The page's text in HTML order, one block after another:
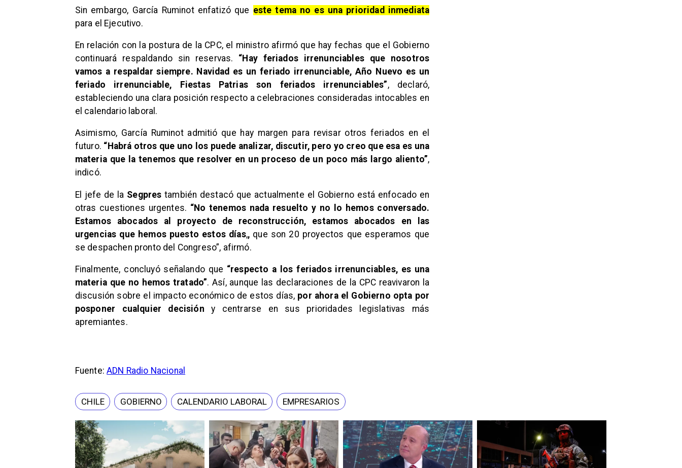
Sin embargo, García Ruminot enfatizó que este tema no es una prioridad inmediata
para el Ejecutivo.
En relación con la postura de la CPC, el ministro afirmó que hay fechas que el Gobierno
continuará respaldando sin reservas. “Hay feriados irrenunciables que nosotros
vamos a respaldar siempre. Navidad es un feriado irrenunciable, Año Nuevo es un
feriado irrenunciable, Fiestas Patrias son feriados irrenunciables”, declaró,
estableciendo una clara posición respecto a celebraciones consideradas intocables en
el calendario laboral.
Asimismo, García Ruminot admitió que hay margen para revisar otros feriados en el
futuro. “Habrá otros que uno los puede analizar, discutir, pero yo creo que esa es una
materia que la tenemos que resolver en un proceso de un poco más largo aliento”,
indicó.
El jefe de la Segpres también destacó que actualmente el Gobierno está enfocado en
otras cuestiones urgentes. “No tenemos nada resuelto y no lo hemos conversado.
Estamos abocados al proyecto de reconstrucción, estamos abocados en las
urgencias que hemos puesto estos días,, que son 20 proyectos que esperamos que
se despachen pronto del Congreso”, afirmó.
Finalmente, concluyó señalando que “respecto a los feriados irrenunciables, es una
materia que no hemos tratado”. Así, aunque las declaraciones de la CPC reavivaron la
discusión sobre el impacto económico de estos días, por ahora el Gobierno opta por
posponer cualquier decisióny centrarse en sus prioridades legislativas más
apremiantes.
Fuente:ADN Radio Nacional
CHILE GOBIERNO CALENDARIO LABORAL EMPRESARIOS